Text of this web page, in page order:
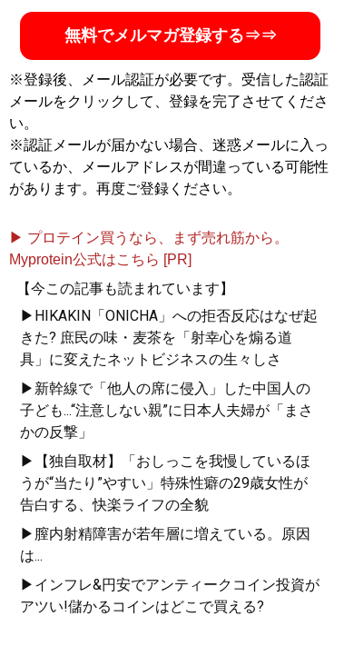
無料でメルマガ登録する⇒⇒
※登録後、メール認証が必要です。受信した認証
メールをクリックして、登録を完了させてくださ
い。
※認証メールが届かない場合、迷惑メールに入っ
ているか、メールアドレスが間違っている可能性
があります。再度ご登録ください。
▶ プロテイン買うなら、まず売れ筋から。
Myprotein公式はこちら [PR]
【今この記事も読まれています】
▶HIKAKIN「ONICHA」への拒否反応はなぜ起
きた? 庶民の味・麦茶を「射幸心を煽る道
具」に変えたネットビジネスの生々しさ
▶新幹線で「他人の席に侵入」した中国人の
子ども...“注意しない親”に日本人夫婦が「まさ
かの反撃」
▶【独自取材】「おしっこを我慢しているほ
うが“当たり”やすい」特殊性癖の29歳女性が
告白する、快楽ライフの全貌
▶膣内射精障害が若年層に増えている。原因
は...
▶インフレ&円安でアンティークコイン投資が
アツい!儲かるコインはどこで買える?